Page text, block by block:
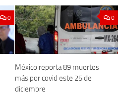
0 0
México reporta 89 muertes
más por covid este 25 de
diciembre